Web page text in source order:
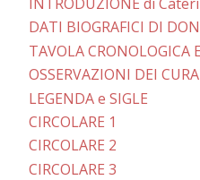
DATI BIOGRAFICI DI
TAVOLA CRONOLOGICA
OSSERVAZIONI DEI
LEGENDA e SIGLE
CIRCOLARE 1
CIRCOLARE 2
CIRCOLARE 3